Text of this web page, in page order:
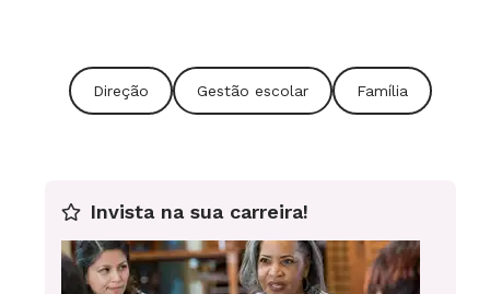
Daniel Alvarenga, em Belo Horizonte,
cartazes educativos ajudaram a construir
Em lista
4/6
6 fotos
Direção Gestão escolar Família
Invista na sua carreira!